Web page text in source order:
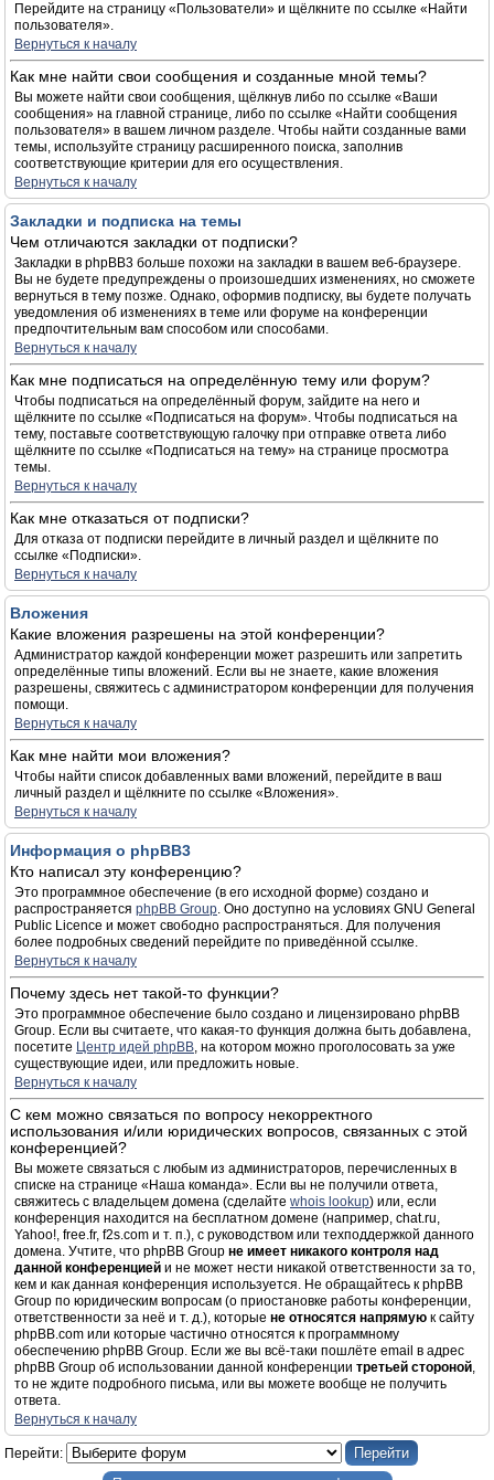
Перейдите на страницу «Пользователи» и щёлкните по ссылке «Найти
пользователя».
Вернуться к началу
Как мне найти свои сообщения и созданные мной темы?
Вы можете найти свои сообщения, щёлкнув либо по ссылке «Ваши
сообщения» на главной странице, либо по ссылке «Найти сообщения
пользователя» в вашем личном разделе. Чтобы найти созданные вами
темы, используйте страницу расширенного поиска, заполнив
соответствующие критерии для его осуществления.
Вернуться к началу
Закладки и подписка на темы
Чем отличаются закладки от подписки?
Закладки в phpBB3 больше похожи на закладки в вашем веб-браузере.
Вы не будете предупреждены о произошедших изменениях, но сможете
вернуться в тему позже. Однако, оформив подписку, вы будете получать
уведомления об изменениях в теме или форуме на конференции
предпочтительным вам способом или способами.
Вернуться к началу
Как мне подписаться на определённую тему или форум?
Чтобы подписаться на определённый форум, зайдите на него и
щёлкните по ссылке «Подписаться на форум». Чтобы подписаться на
тему, поставьте соответствующую галочку при отправке ответа либо
щёлкните по ссылке «Подписаться на тему» на странице просмотра
темы.
Вернуться к началу
Как мне отказаться от подписки?
Для отказа от подписки перейдите в личный раздел и щёлкните по
ссылке «Подписки».
Вернуться к началу
Вложения
Какие вложения разрешены на этой конференции?
Администратор каждой конференции может разрешить или запретить
определённые типы вложений. Если вы не знаете, какие вложения
разрешены, свяжитесь с администратором конференции для получения
помощи.
Вернуться к началу
Как мне найти мои вложения?
Чтобы найти список добавленных вами вложений, перейдите в ваш
личный раздел и щёлкните по ссылке «Вложения».
Вернуться к началу
Информация о phpBB3
Кто написал эту конференцию?
Это программное обеспечение (в его исходной форме) создано и
распространяется phpBB Group. Оно доступно на условиях GNU General
Public Licence и может свободно распространяться. Для получения
более подробных сведений перейдите по приведённой ссылке.
Вернуться к началу
Почему здесь нет такой-то функции?
Это программное обеспечение было создано и лицензировано phpBB
Group. Если вы считаете, что какая-то функция должна быть добавлена,
посетите Центр идей phpBB, на котором можно проголосовать за уже
существующие идеи, или предложить новые.
Вернуться к началу
С кем можно связаться по вопросу некорректного
использования и/или юридических вопросов, связанных с этой
конференцией?
Вы можете связаться с любым из администраторов, перечисленных в
списке на странице «Наша команда». Если вы не получили ответа,
свяжитесь с владельцем домена (сделайте whois lookup) или, если
конференция находится на бесплатном домене (например, chat.ru,
Yahoo!, free.fr, f2s.com и т. п.), с руководством или техподдержкой данного
домена. Учтите, что phpBB Group не имеет никакого контроля над
данной конференцией и не может нести никакой ответственности за то,
кем и как данная конференция используется. Не обращайтесь к phpBB
Group по юридическим вопросам (о приостановке работы конференции,
ответственности за неё и т. д.), которые не относятся напрямую к сайту
phpBB.com или которые частично относятся к программному
обеспечению phpBB Group. Если же вы всё-таки пошлёте email в адрес
phpBB Group об использовании данной конференции третьей стороной,
то не ждите подробного письма, или вы можете вообще не получить
ответа.
Вернуться к началу
Перейти: